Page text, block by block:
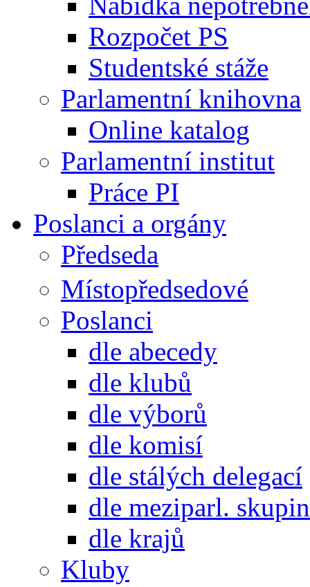
Rozpočet PS
Studentské stáže
Parlamentní knihovna
Online katalog
Parlamentní institut
Práce PI
Poslanci a orgány
Předseda
Místopředsedové
Poslanci
dle abecedy
dle klubů
dle výborů
dle komisí
dle stálých delegací
dle meziparl. skupin
dle krajů
Kluby